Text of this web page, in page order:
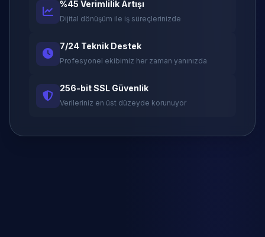
%45 Verimlilik Artışı
Dijital dönüşüm ile iş süreçlerinizde
7/24 Teknik Destek
Profesyonel ekibimiz her zaman yanınızda
256-bit SSL Güvenlik
Verileriniz en üst düzeyde korunuyor